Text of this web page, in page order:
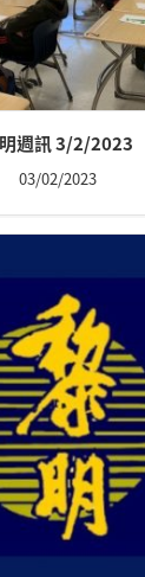
週訊 3/2/2023
03/02/2023